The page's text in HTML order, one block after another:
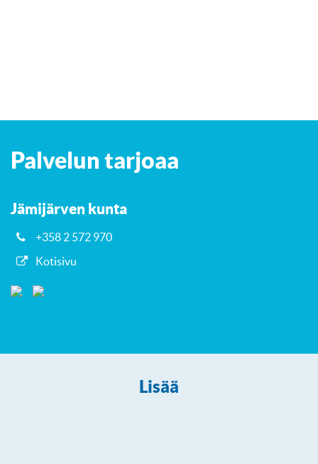
−
Palvelun tarjoaa
Jämijärven kunta
+358 2 572 970
Kotisivu
Lisää